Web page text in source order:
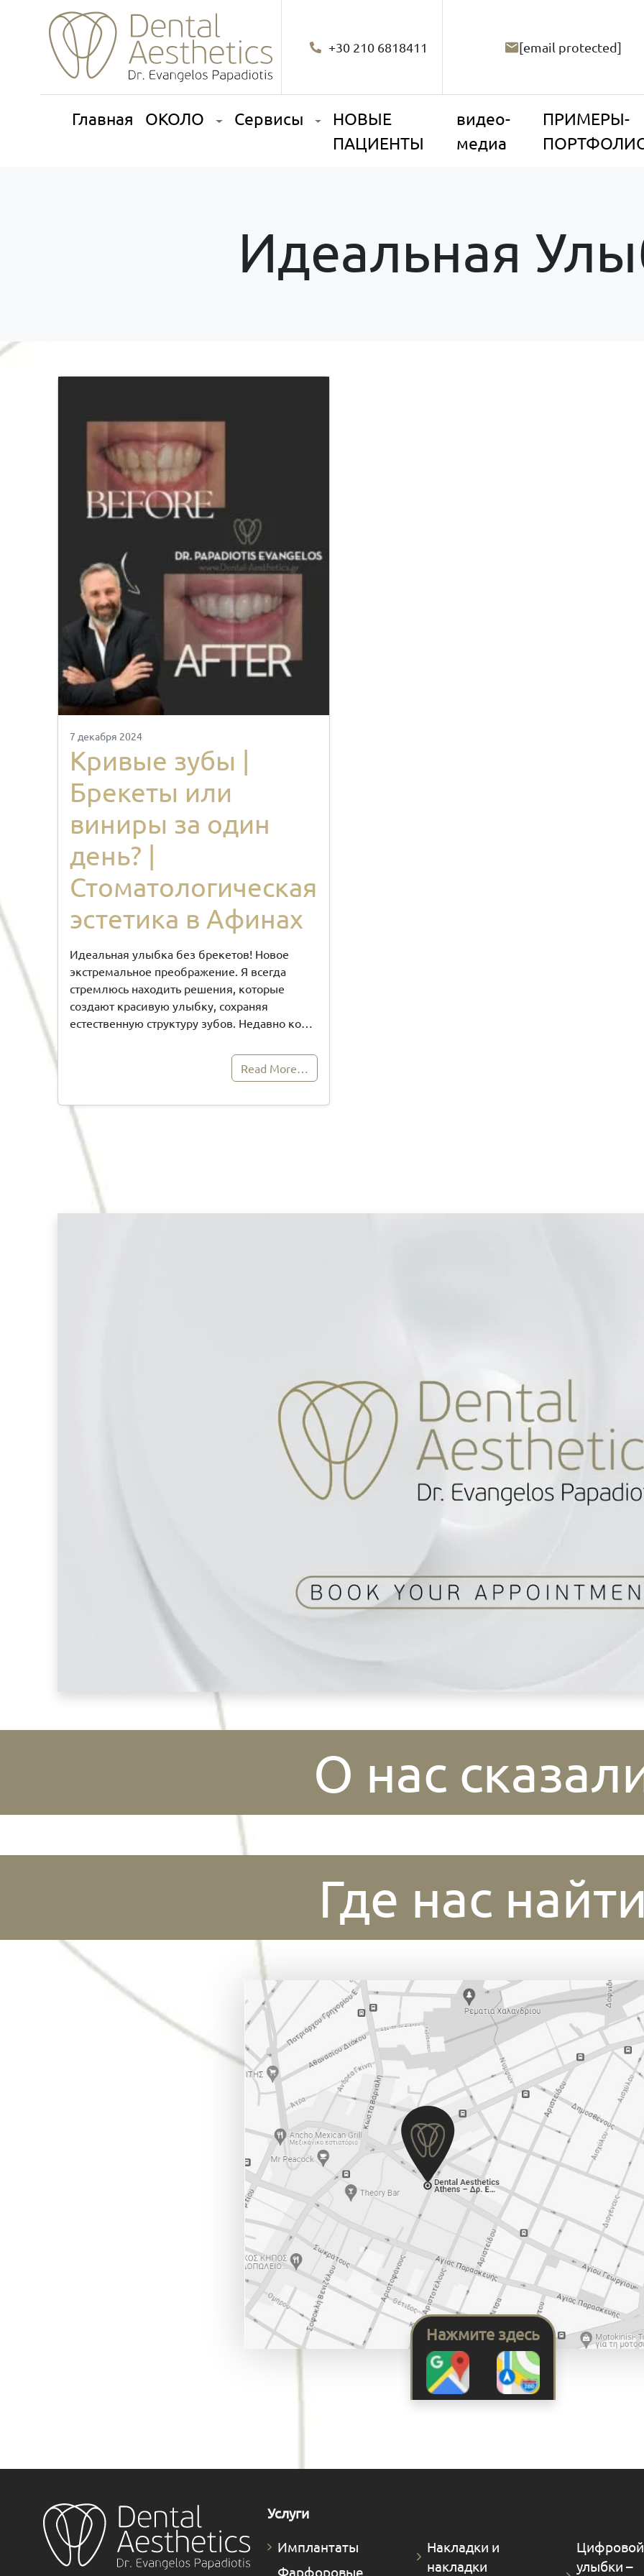
+30 210 6818411 [email protected]
Главная ОКОЛО Сервисы
НОВЫЕ
ПАЦИЕНТЫ
видео-
медиа
ПРИМЕРЫ-
Идеальная
7 декабря 2024
Кривые зубы |
Брекеты или
виниры за один
день? |
Стоматологическая
эстетика в Афинах
Идеальная улыбка без брекетов! Новое
экстремальное преображение. Я всегда
стремлюсь находить решения, которые
создают красивую улыбку, сохраняя
естественную структуру зубов. Недавно ко…
Read More…
О нас
Где нас
Нажмите здесь
Услуги
Имплантаты
Фарфоровые
Накладки и
накладки
улыбки –